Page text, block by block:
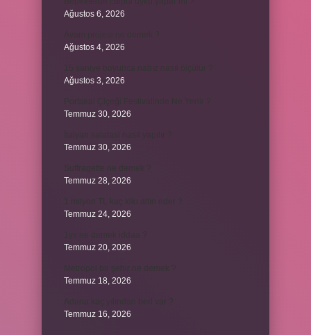
Ağustos 6, 2026
Ağustos 4, 2026
Ağustos 3, 2026
Temmuz 30, 2026
Temmuz 30, 2026
Temmuz 28, 2026
Temmuz 24, 2026
Temmuz 20, 2026
Temmuz 18, 2026
Temmuz 16, 2026